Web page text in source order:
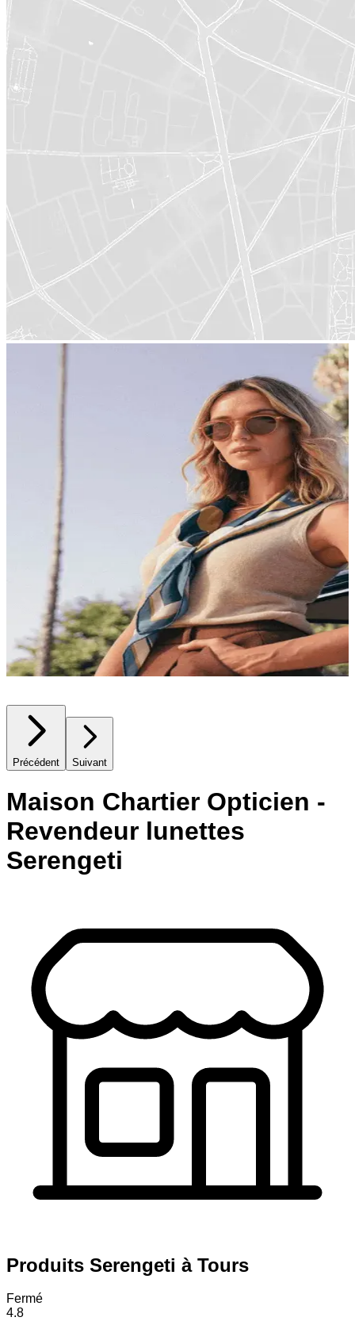
Précédent Suivant
Maison Chartier Opticien -
Revendeur lunettes
Serengeti
Produits Serengeti à Tours
Fermé
4.8